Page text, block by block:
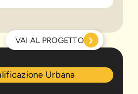
Urbana
VAI AL PROGETTO ›